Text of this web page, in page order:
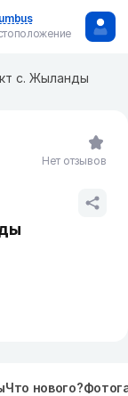
с. Жыланды
Нет отзывов
Что нового?